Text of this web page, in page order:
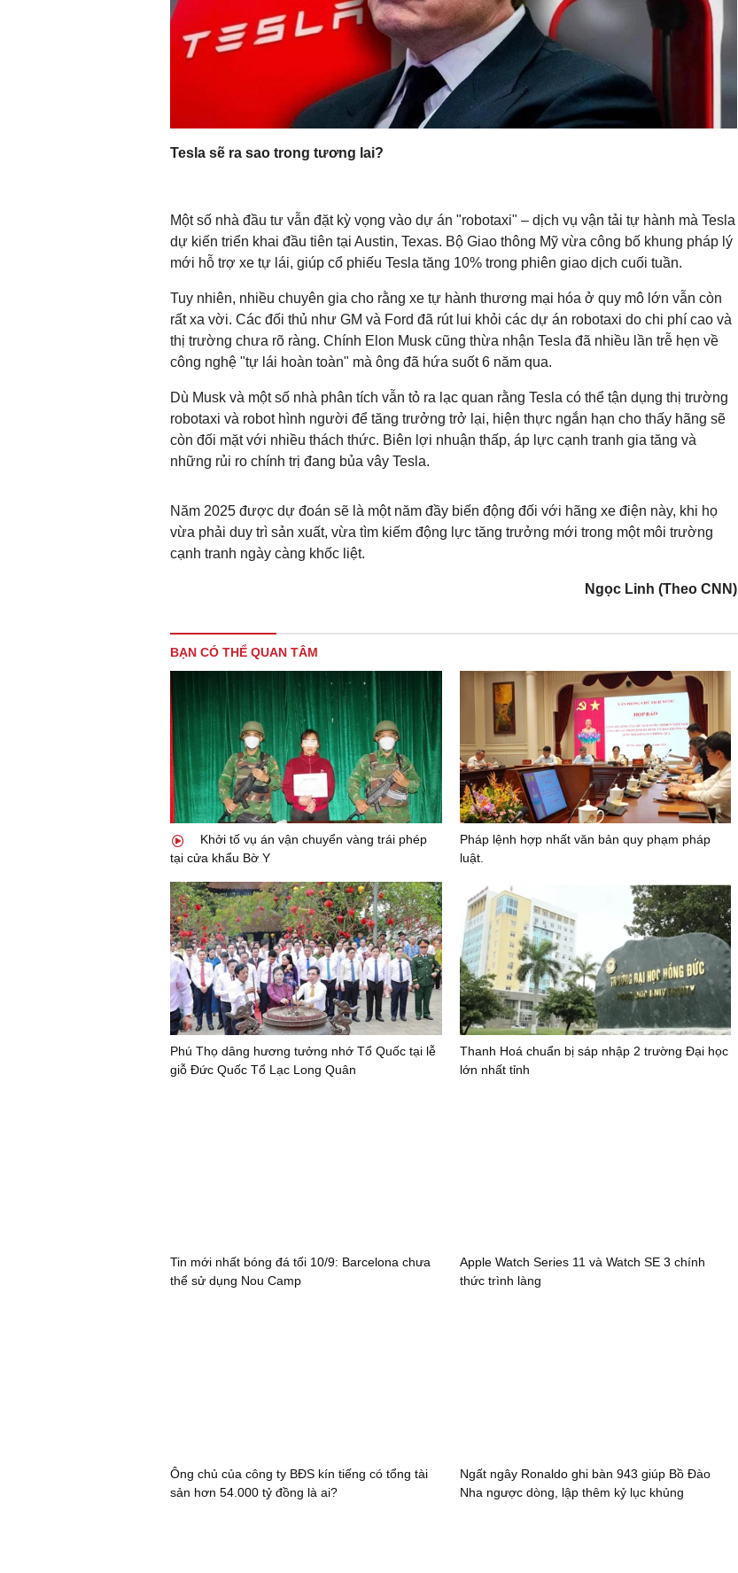
Tesla sẽ ra sao trong tương lai?
Một số nhà đầu tư vẫn đặt kỳ vọng vào dự án "robotaxi" – dịch vụ vận tải tự hành mà Tesla
dự kiến triển khai đầu tiên tại Austin, Texas. Bộ Giao thông Mỹ vừa công bố khung pháp lý
mới hỗ trợ xe tự lái, giúp cổ phiếu Tesla tăng 10% trong phiên giao dịch cuối tuần.
Tuy nhiên, nhiều chuyên gia cho rằng xe tự hành thương mại hóa ở quy mô lớn vẫn còn
rất xa vời. Các đối thủ như GM và Ford đã rút lui khỏi các dự án robotaxi do chi phí cao và
thị trường chưa rõ ràng. Chính Elon Musk cũng thừa nhận Tesla đã nhiều lần trễ hẹn về
công nghệ "tự lái hoàn toàn" mà ông đã hứa suốt 6 năm qua.
Dù Musk và một số nhà phân tích vẫn tỏ ra lạc quan rằng Tesla có thể tận dụng thị trường
robotaxi và robot hình người để tăng trưởng trở lại, hiện thực ngắn hạn cho thấy hãng sẽ
còn đối mặt với nhiều thách thức. Biên lợi nhuận thấp, áp lực cạnh tranh gia tăng và
những rủi ro chính trị đang bủa vây Tesla.
Năm 2025 được dự đoán sẽ là một năm đầy biến động đối với hãng xe điện này, khi họ
vừa phải duy trì sản xuất, vừa tìm kiếm động lực tăng trưởng mới trong một môi trường
cạnh tranh ngày càng khốc liệt.
Ngọc Linh (Theo CNN)
BẠN CÓ THỂ QUAN TÂM
Khởi tố vụ án vận chuyển vàng trái phép
tại cửa khẩu Bờ Y
Pháp lệnh hợp nhất văn bản quy phạm pháp
luật.
Phú Thọ dâng hương tưởng nhớ Tổ Quốc tại lễ
giỗ Đức Quốc Tổ Lạc Long Quân
Thanh Hoá chuẩn bị sáp nhập 2 trường Đại học
lớn nhất tỉnh
Tin mới nhất bóng đá tối 10/9: Barcelona chưa
thể sử dụng Nou Camp
Apple Watch Series 11 và Watch SE 3 chính
thức trình làng
Ông chủ của công ty BĐS kín tiếng có tổng tài
sản hơn 54.000 tỷ đồng là ai?
Ngất ngây Ronaldo ghi bàn 943 giúp Bồ Đào
Nha ngược dòng, lập thêm kỷ lục khủng